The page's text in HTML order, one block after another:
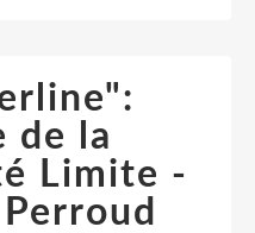
de la
Limite -